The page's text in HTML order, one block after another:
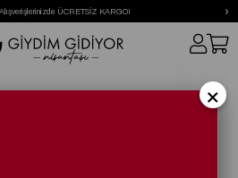
ÜCRETSİZ KARGO! ›
Siyah
×